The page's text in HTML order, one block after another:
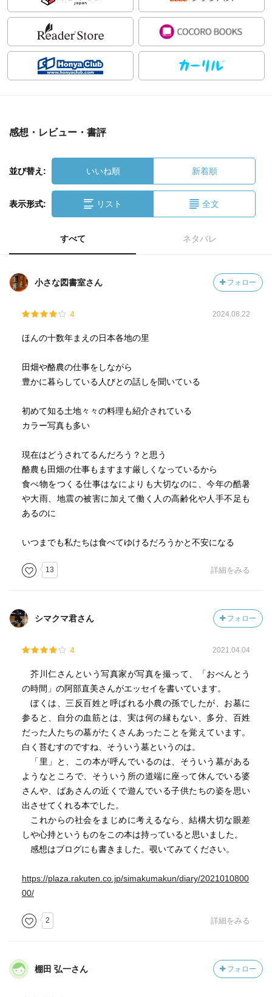
感想・レビュー・書評
並び替え: いいね順 新着順
表示形式: リスト 全文
すべて ネタバレ
小さな図書室さん フォロー
4 2024.08.22
ほんの十数年まえの日本各地の里
田畑や酪農の仕事をしながら
豊かに暮らしている人びとの話しを聞いている
初めて知る土地々々の料理も紹介されている
カラー写真も多い
現在はどうされてるんだろう？と思う
酪農も田畑の仕事もますます厳しくなっているから
食べ物をつくる仕事はなによりも大切なのに、今年の酷暑
や大雨、地震の被害に加えて働く人の高齢化や人手不足も
あるのに
いつまでも私たちは食べてゆけるだろうかと不安になる
13 詳細をみる
シマクマ君さん フォロー
4 2021.04.04
芥川仁さんという写真家が写真を撮って、「おべんとう
の時間」の阿部直美さんがエッセイを書いています。
ぼくは、三反百姓と呼ばれる小農の孫でしたが、お墓に
参ると、自分の血筋とは、実は何の縁もない、多分、百姓
だった人たちの墓がたくさんあったことを覚えています。
白く苔むすのですね、そういう墓というのは。
「里」と、この本が呼んでいるのは、そういう墓がある
ようなところで、そういう所の道端に座って休んでいる婆
さんや、ばあさんの近くで遊んでいる子供たちの姿を思い
出させてくれる本でした。
これからの社会をまじめに考えるなら、結構大切な眼差
しや心持というものをこの本は持っていると思いました。
感想はブログにも書きました。覗いてみてください。
https://plaza.rakuten.co.jp/simakumakun/diary/2021010800
00/
2 詳細をみる
棚田 弘一さん フォロー